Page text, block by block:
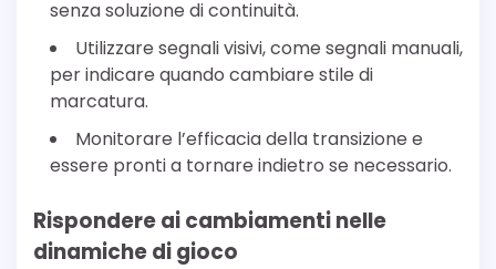
senza soluzione di continuità.
Utilizzare segnali visivi, come segnali manuali,
per indicare quando cambiare stile di
marcatura.
Monitorare l’efficacia della transizione e
essere pronti a tornare indietro se necessario.
Rispondere ai cambiamenti nelle
dinamiche di gioco